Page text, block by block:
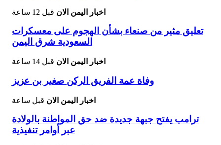
اخبار اليمن الان قبل 12 ساعة
تعليق مثير من صنعاء بشأن الهجوم على معسكرات
السعودية شرق اليمن
اخبار اليمن الان قبل 14 ساعة
وفاة عمة الفريق الركن صغير بن عزيز
اخبار اليمن الان قبل ساعة
ترامب يفتح جبهة جديدة ضد حق المواطنة بالولادة
عبر أوامر تنفيذية